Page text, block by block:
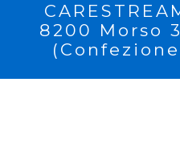
ASSISTENZA
CHI SIAMO
PRODOTTI
8200 Morso